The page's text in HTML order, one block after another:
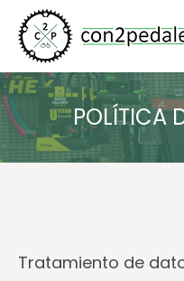
POLÍTICA
Tratamiento de